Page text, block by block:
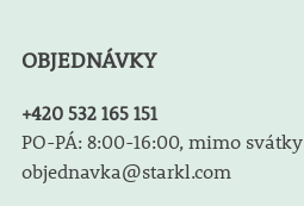
OBJEDNÁVKY
+420 532 165 151
PO-PÁ: 8:00-16:00, mimo svátky
objednavka@starkl.com